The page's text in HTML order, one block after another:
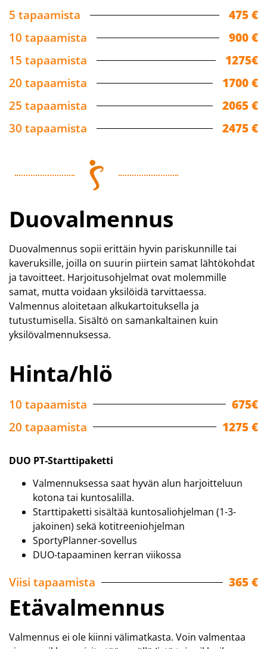
5 tapaamista
475 €
10 tapaamista
900 €
15 tapaamista
1275€
20 tapaamista
1700 €
25 tapaamista
2065 €
30 tapaamista
2475 €
Duovalmennus
Duovalmennus sopii erittäin hyvin pariskunnille tai
kaveruksille, joilla on suurin piirtein samat lähtökohdat
ja tavoitteet. Harjoitusohjelmat ovat molemmille
samat, mutta voidaan yksilöidä tarvittaessa.
Valmennus aloitetaan alkukartoituksella ja
tutustumisella. Sisältö on samankaltainen kuin
yksilövalmennuksessa.
Hinta/hlö
10 tapaamista
675€
20 tapaamista
1275 €
DUO PT-Starttipaketti
Valmennuksessa saat hyvän alun harjoitteluun
kotona tai kuntosalilla.
Starttipaketti sisältää kuntosaliohjelman (1-3-
jakoinen) sekä kotitreeniohjelman
SportyPlanner-sovellus
DUO-tapaaminen kerran viikossa
Viisi tapaamista 365 €
Etävalmennus
Valmennus ei ole kiinni välimatkasta. Voin valmentaa